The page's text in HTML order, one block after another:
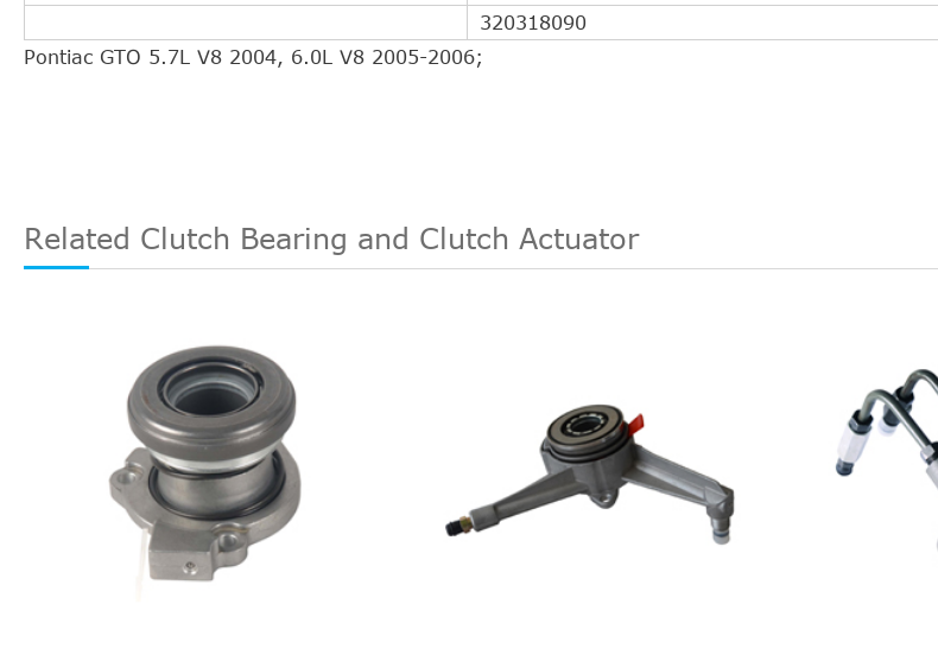
320318090
Pontiac GTO 5.7L V8 2004, 6.0L V8 2005-2006;
Related Clutch Bearing and Clutch Actuator